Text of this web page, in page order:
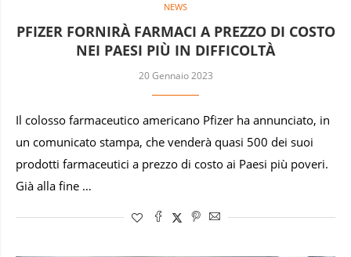
NEWS
PFIZER FORNIRÀ FARMACI A PREZZO DI COSTO
NEI PAESI PIÙ IN DIFFICOLTÀ
20 Gennaio 2023
Il colosso farmaceutico americano Pfizer ha annunciato, in
un comunicato stampa, che venderà quasi 500 dei suoi
prodotti farmaceutici a prezzo di costo ai Paesi più poveri.
Già alla fine …